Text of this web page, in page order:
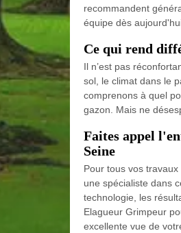
recommandent
équipe dès
Ce qui rend
Il n’est pas
sol, le climat dans le
comprenons à quel
gazon. Mais ne
Faites appel
Seine
Pour tous vos
une spécialiste dans
technologie, les
Elagueur Grimpeur
excellente vue de